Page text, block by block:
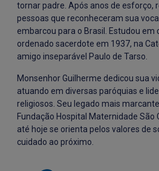
tornar padre. Após anos de esforço,
pessoas que reconheceram sua
embarcou para o Brasil. Estudou em
ordenado sacerdote em 1937, na
amigo inseparável Paulo de Tarso.
Monsenhor Guilherme dedicou sua
atuando em diversas paróquias e
religiosos. Seu legado mais
Fundação Hospital Maternidade São
até hoje se orienta pelos valores de
cuidado ao próximo.